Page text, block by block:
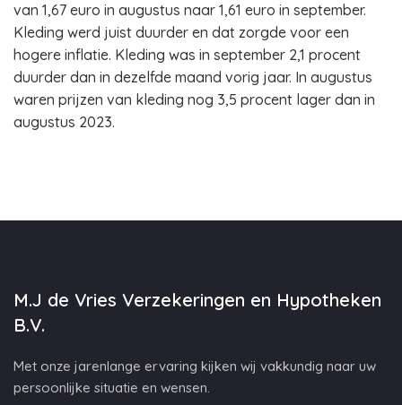
van 1,67 euro in augustus naar 1,61 euro in september.
Kleding werd juist duurder en dat zorgde voor een
hogere inflatie. Kleding was in september 2,1 procent
duurder dan in dezelfde maand vorig jaar. In augustus
waren prijzen van kleding nog 3,5 procent lager dan in
augustus 2023.
M.J de Vries Verzekeringen en Hypotheken
B.V.
Met onze jarenlange ervaring kijken wij vakkundig naar uw
persoonlijke situatie en wensen.